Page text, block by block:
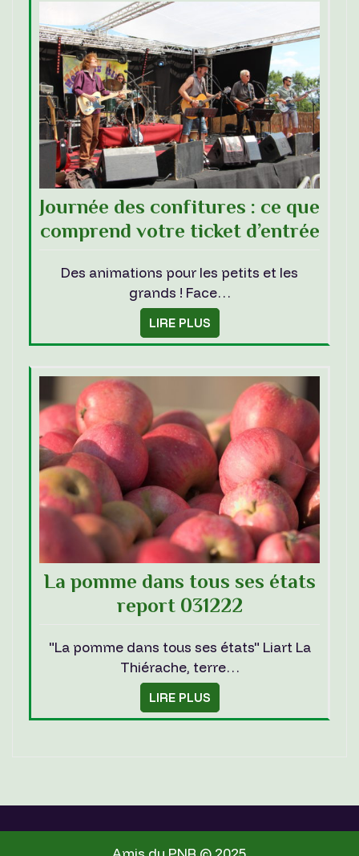
Journée des confitures : ce que
comprend votre ticket d’entrée
Des animations pour les petits et les
grands ! Face…
LIRE PLUS
La pomme dans tous ses états
report 031222
"La pomme dans tous ses états" Liart La
Thiérache, terre…
LIRE PLUS